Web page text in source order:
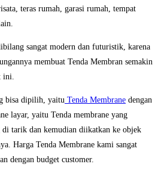
teras rumah, garasi rumah, tempat
sangat modern dan futuristik, karena
membuat Tenda Membran semakin
ini.
bisa dipilih, yaitu Tenda Membrane dengan
layar, yaitu Tenda membrane yang
tarik dan kemudian diikatkan ke objek
Harga Tenda Membrane kami sangat
dengan budget customer.